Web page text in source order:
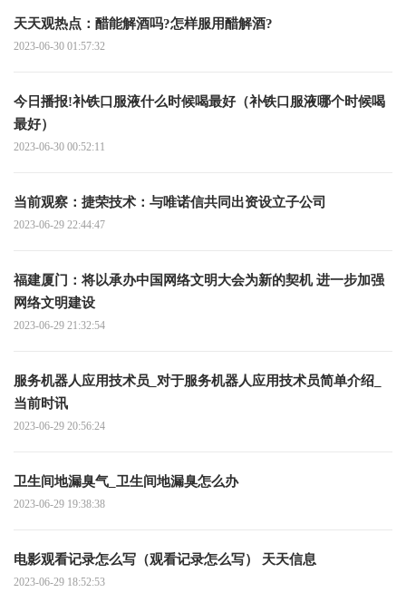
天天观热点：醋能解酒吗?怎样服用醋解酒?
2023-06-30 01:57:32
今日播报!补铁口服液什么时候喝最好（补铁口服液哪个时候喝
最好）
2023-06-30 00:52:11
当前观察：捷荣技术：与唯诺信共同出资设立子公司
2023-06-29 22:44:47
福建厦门：将以承办中国网络文明大会为新的契机 进一步加强
网络文明建设
2023-06-29 21:32:54
服务机器人应用技术员_对于服务机器人应用技术员简单介绍_
当前时讯
2023-06-29 20:56:24
卫生间地漏臭气_卫生间地漏臭怎么办
2023-06-29 19:38:38
电影观看记录怎么写（观看记录怎么写） 天天信息
2023-06-29 18:52:53